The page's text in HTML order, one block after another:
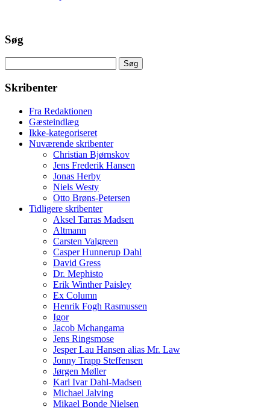
Søg
efter:
Skribenter
Fra Redaktionen
Gæsteindlæg
Ikke-kategoriseret
Nuværende skribenter
Christian Bjørnskov
Jens Frederik Hansen
Jonas Herby
Niels Westy
Otto Brøns-Petersen
Tidligere skribenter
Aksel Tarras Madsen
Altmann
Carsten Valgreen
Casper Hunnerup Dahl
David Gress
Dr. Mephisto
Erik Winther Paisley
Ex Column
Henrik Fogh Rasmussen
Igor
Jacob Mchangama
Jens Ringsmose
Jesper Lau Hansen alias Mr. Law
Jonny Trapp Steffensen
Jørgen Møller
Karl Ivar Dahl-Madsen
Michael Jalving
Mikael Bonde Nielsen